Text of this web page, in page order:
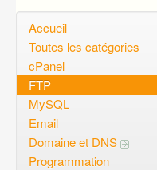
Questions ouvertes
Voulez-vous vous inscrire?
Connexion
Accueil
Toutes les catégories
cPanel
FTP
MySQL
Email
Domaine et DNS
Programmation